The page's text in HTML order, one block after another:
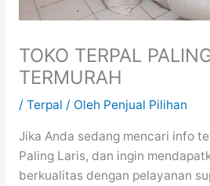
TOKO TERPAL
TERMURAH
/ Terpal / Oleh Penjual Pilihan
Jika Anda sedang mencari info
Paling Laris, dan ingin
berkualitas dengan pelayanan